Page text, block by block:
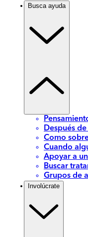
Busca ayuda
Después
Como
Cuando
Apoyar a
Buscar
Grupos de
Involúcrate